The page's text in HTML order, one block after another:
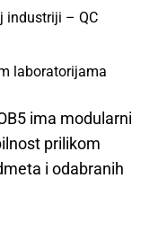
industriji – QC
laboratorijama
ima modularni
prilikom
i odabranih